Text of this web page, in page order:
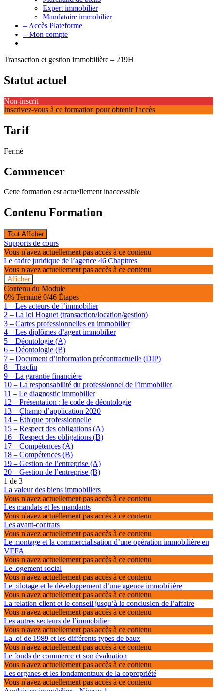
Expert immobilier
Mandataire immobilier
– Accès Plateforme
– Mon compte
Transaction et gestion immobilière – 219H
Statut actuel
Non-inscrit
Inscrivez-vous à ce formation pour obtenir l'accès
Tarif
Fermé
Commencer
Cette formation est actuellement inaccessible
Contenu Formation
Tout Afficher
Modules
Supports de cours
Vous n'avez actuellement pas accès à ce contenu
Le cadre juridique de l’agence 46 Chapitres
Vous n'avez actuellement pas accès à ce contenu
Afficher
Le
cadre
juridique
de
l’agence
Contenu du Module
0% Terminé 0/46 Étapes
1 – Les acteurs de l’immobilier
2 – La loi Hoguet (transaction/location/gestion)
3 – Cartes professionnelles en immobilier
4 – Les diplômes d’agent immobilier
5 – Déontologie (A)
6 – Déontologie (B)
7 – Document d’information précontractuelle (DIP)
8 – Tracfin
9 – La garantie financière
10 – La responsabilité du professionnel de l’immobilier
11 – Le diagnostic immobilier
12 – Présentation : le code de déontologie
13 – Champ d’application 2020
14 – Éthique professionnelle
15 – Respect des obligations (A)
16 – Respect des obligations (B)
17 – Compétences (A)
18 – Compétences (B)
19 – Gestion de l’entreprise (A)
20 – Gestion de l’entreprise (B)
1 de 3
La valeur des biens immobiliers
Vous n'avez actuellement pas accès à ce contenu
Les mandats et les mandants
Vous n'avez actuellement pas accès à ce contenu
Les avant-contrats
Vous n'avez actuellement pas accès à ce contenu
Le montage et la commercialisation d’une opération immobilière en
VEFA
Vous n'avez actuellement pas accès à ce contenu
Le logement social
Vous n'avez actuellement pas accès à ce contenu
Le pilotage et le développement d’une agence immobilière
Vous n'avez actuellement pas accès à ce contenu
La relation client et le conseil jusqu’à la conclusion de l’affaire
Vous n'avez actuellement pas accès à ce contenu
Les autres secteurs de l’immobilier
Vous n'avez actuellement pas accès à ce contenu
La loi de 1989 et les différents types de baux
Vous n'avez actuellement pas accès à ce contenu
Le fonds de commerce et son évaluation
Vous n'avez actuellement pas accès à ce contenu
Les organes et les fondamentaux de la copropriété
Vous n'avez actuellement pas accès à ce contenu